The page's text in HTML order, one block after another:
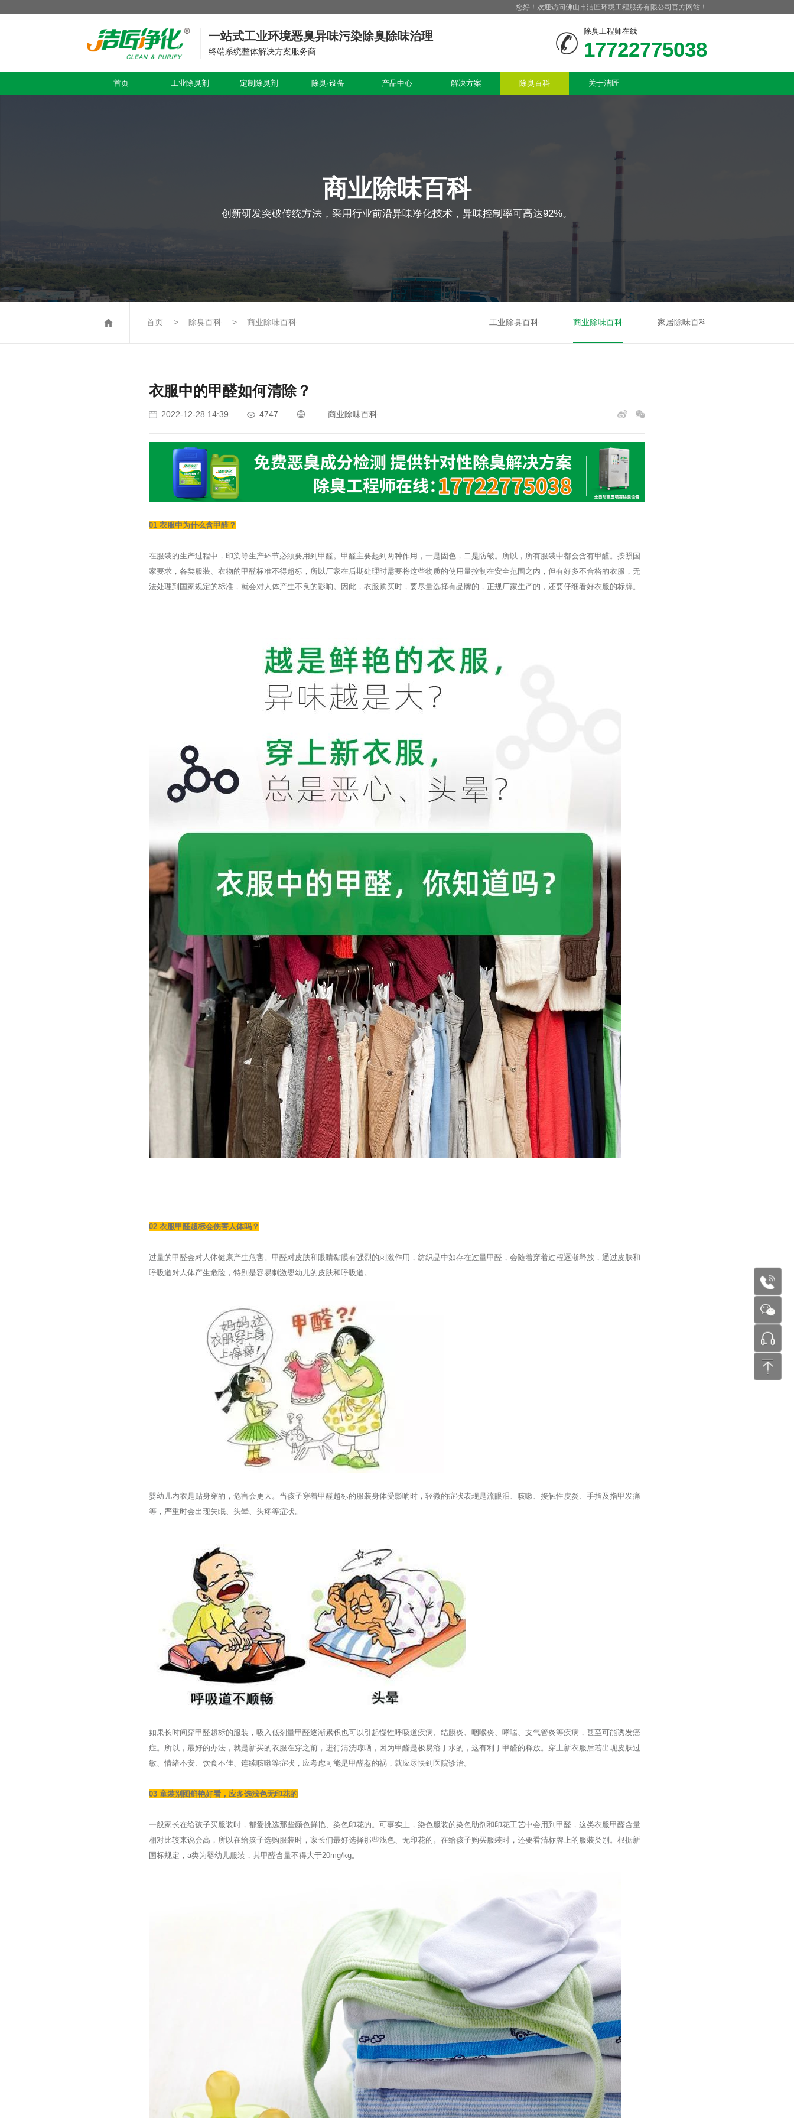
您好！欢迎访问佛山市洁匠环境工程服务有限公司官方网站！
一站式工业环境恶臭异味污染除臭除味治理
终端系统整体解决方案服务商
除臭工程师在线
17722775038
首页 工业除臭剂 定制除臭剂 除臭·设备 产品中心 解决方案 除臭百科 关于洁匠
商业除味百科
创新研发突破传统方法，采用行业前沿异味净化技术，异味控制率可高达92%。
首页 除臭百科 商业除味百科 工业除臭百科 商业除味百科 家居除味百科
衣服中的甲醛如何清除？
2022-12-28 14:39 4747 商业除味百科
01 衣服中为什么含甲醛？
在服装的生产过程中，印染等生产环节必须要用到甲醛。甲醛主要起到两种作用，一是固色，二是防皱。所以，所有服装中都会含有甲醛。按照国
家要求，各类服装、衣物的甲醛标准不得超标，所以厂家在后期处理时需要将这些物质的使用量控制在安全范围之内，但有好多不合格的衣服，无
法处理到国家规定的标准，就会对人体产生不良的影响。因此，衣服购买时，要尽量选择有品牌的，正规厂家生产的，还要仔细看好衣服的标牌。
02 衣服甲醛超标会伤害人体吗？
过量的甲醛会对人体健康产生危害。甲醛对皮肤和眼睛黏膜有强烈的刺激作用，纺织品中如存在过量甲醛，会随着穿着过程逐渐释放，通过皮肤和
呼吸道对人体产生危险，特别是容易刺激婴幼儿的皮肤和呼吸道。
婴幼儿内衣是贴身穿的，危害会更大。当孩子穿着甲醛超标的服装身体受影响时，轻微的症状表现是流眼泪、咳嗽、接触性皮炎、手指及指甲发痛
等，严重时会出现失眠、头晕、头疼等症状。
如果长时间穿甲醛超标的服装，吸入低剂量甲醛逐渐累积也可以引起慢性呼吸道疾病、结膜炎、咽喉炎、哮喘、支气管炎等疾病，甚至可能诱发癌
症。所以，最好的办法，就是新买的衣服在穿之前，进行清洗晾晒，因为甲醛是极易溶于水的，这有利于甲醛的释放。穿上新衣服后若出现皮肤过
敏、情绪不安、饮食不佳、连续咳嗽等症状，应考虑可能是甲醛惹的祸，就应尽快到医院诊治。
03 童装别图鲜艳好看，应多选浅色无印花的
一般家长在给孩子买服装时，都爱挑选那些颜色鲜艳、染色印花的。可事实上，染色服装的染色助剂和印花工艺中会用到甲醛，这类衣服甲醛含量
相对比较来说会高，所以在给孩子选购服装时，家长们最好选择那些浅色、无印花的。在给孩子购买服装时，还要看清标牌上的服装类别。根据新
国标规定，a类为婴幼儿服装，其甲醛含量不得大于20mg/kg。
张工